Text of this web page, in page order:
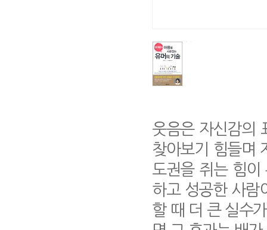
웃음은 자신감의
찾아보기 힘들며
도권을 쥐는 힘이
하고 성공한 사람
할 때 더 큰 실수